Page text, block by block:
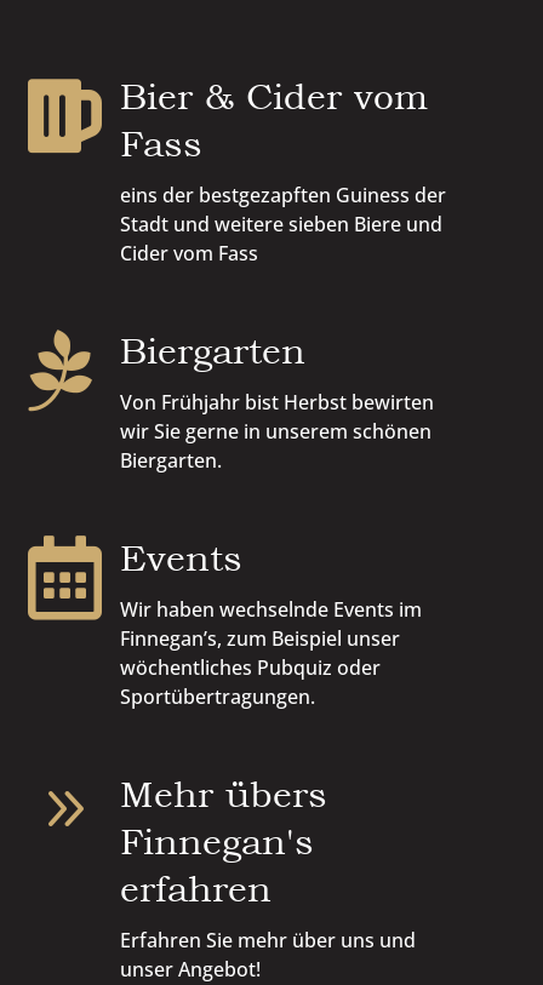
 Bier & Cider vom
Fass
eins der bestgezapften Guiness der
Stadt und weitere sieben Biere und
Cider vom Fass
 Biergarten
Von Frühjahr bist Herbst bewirten
wir Sie gerne in unserem schönen
Biergarten.
 Events
Wir haben wechselnde Events im
Finnegan’s, zum Beispiel unser
wöchentliches Pubquiz oder
Sportübertragungen.
9
Mehr übers
Finnegan's
erfahren
Erfahren Sie mehr über uns und
unser Angebot!